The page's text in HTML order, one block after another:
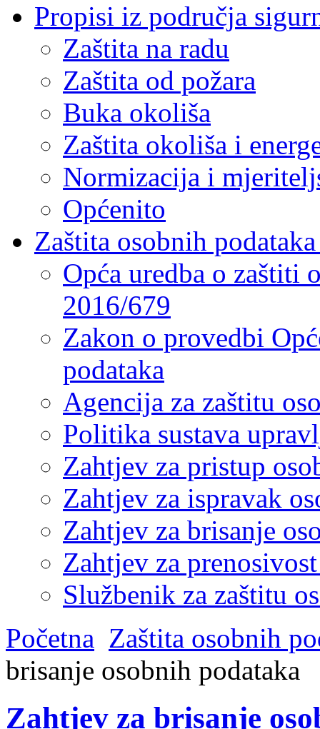
Propisi iz područja
Zaštita na radu
Zaštita od požara
Buka okoliša
Zaštita okoliša i
Normizacija i
Općenito
Zaštita osobnih
Opća uredba o zaštiti
2016/679
Zakon o provedbi
podataka
Agencija za zaštitu
Politika sustava
Zahtjev za pristup
Zahtjev za ispravak
Zahtjev za brisanje
Zahtjev za
Službenik za zaštitu
Početna Zaštita osobnih
brisanje osobnih podataka
Zahtjev za brisanje